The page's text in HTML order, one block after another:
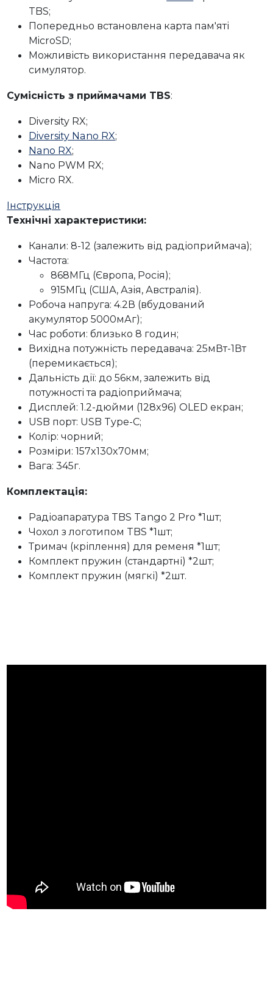
TBS;
Попередньо встановлена карта пам'яті
MicroSD;
Можливість використання передавача як
симулятор.
Сумісність з приймачами TBS:
Diversity RX;
Diversity Nano RX;
Nano RX;
Nano PWM RX;
Micro RX.
Інструкція
Технічні характеристики:
Канали: 8-12 (залежить від радіоприймача);
Частота:
868МГц (Європа, Росія);
915МГц (США, Азія, Австралія).
Робоча напруга: 4.2В (вбудований
акумулятор 5000мАг);
Час роботи: близько 8 годин;
Вихідна потужність передавача: 25мВт-1Вт
(перемикається);
Дальність дії: до 56км, залежить від
потужності та радіоприймача;
Дисплей: 1.2-дюйми (128x96) OLED екран;
USB порт: USB Type-C;
Колір: чорний;
Розміри: 157x130x70мм;
Вага: 345г.
Комплектація:
Радіоапаратура TBS Tango 2 Pro *1шт;
Чохол з логотипом TBS *1шт;
Тримач (кріплення) для ременя *1шт;
Комплект пружин (стандартні) *2шт;
Комплект пружин (мягкі) *2шт.